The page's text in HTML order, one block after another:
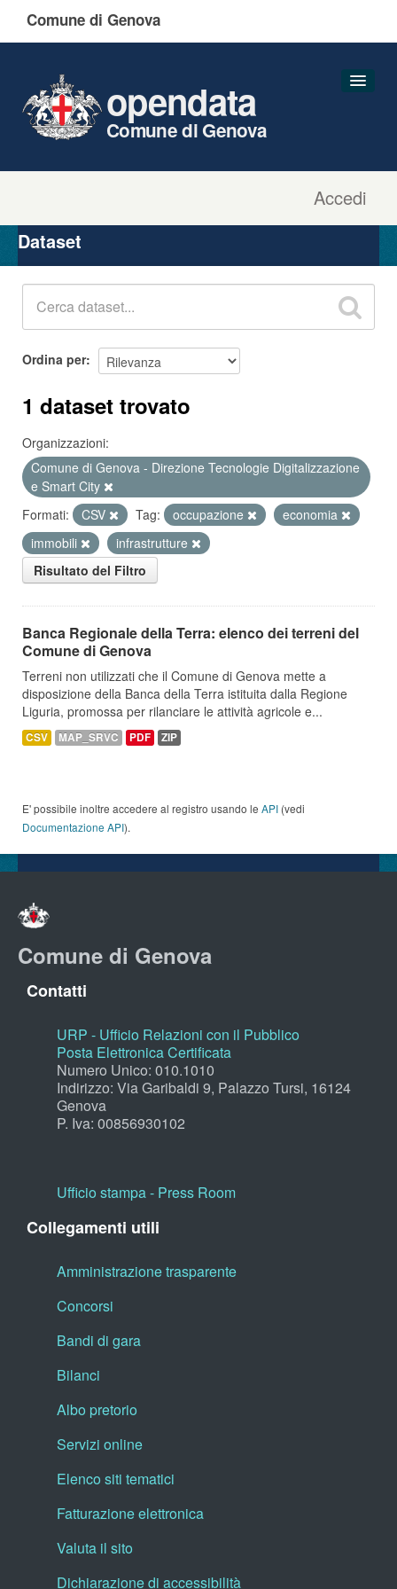
Comune di Genova
Accedi
opendata
Comune di Genova
Organizzazioni
Gruppi
Dataset
Ordina per
1 dataset trovato
Organizzazioni:
Comune di Genova - Direzione Tecnologie Digitalizzazione
e Smart City
Formati:
CSV Tag: occupazione
economia
immobili
infrastrutture
Risultato del Filtro
Banca Regionale della Terra: elenco dei terreni del
Comune di Genova
Terreni non utilizzati che il Comune di Genova mette a
disposizione della Banca della Terra istituita dalla Regione
Liguria, promossa per rilanciare le attività agricole e...
CSV MAP_SRVC PDF ZIP
E' possibile inoltre accedere al registro usando le API (vedi
Documentazione API).
Comune di Genova
Contatti
URP - Ufficio Relazioni con il Pubblico
Posta Elettronica Certificata
Numero Unico: 010.1010
Indirizzo: Via Garibaldi 9, Palazzo Tursi, 16124
Genova
P. Iva: 00856930102
Ufficio stampa - Press Room
Collegamenti utili
Amministrazione trasparente
Concorsi
Bandi di gara
Bilanci
Albo pretorio
Servizi online
Elenco siti tematici
Fatturazione elettronica
Valuta il sito
Dichiarazione di accessibilità